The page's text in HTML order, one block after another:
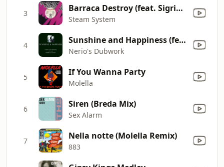
3 Barraca Destroy (feat. Sigrid) [Destruction]
Steam System
4 Sunshine and Happiness (feat. Darryl Pandy) [R'n'b Steve Dub Mix]
Nerio's Dubwork
5 If You Wanna Party
Molella
6 Siren (Breda Mix)
Sex Alarm
7 Nella notte (Molella Remix)
883